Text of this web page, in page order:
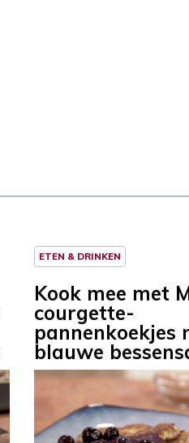
ETEN & DRINKEN
Kook mee met
courgette-
pannenkoekjes
blauwe